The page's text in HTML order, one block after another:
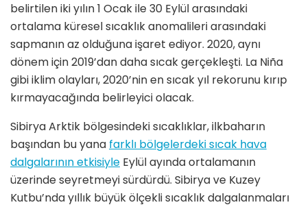
belirtilen iki yılın 1 Ocak ile 30 Eylül arasındaki
ortalama küresel sıcaklık anomalileri arasındaki
sapmanın az olduğuna işaret ediyor. 2020, aynı
dönem için 2019’dan daha sıcak gerçekleşti. La Niña
gibi iklim olayları, 2020’nin en sıcak yıl rekorunu kırıp
kırmayacağında belirleyici olacak.
Sibirya Arktik bölgesindeki sıcaklıklar, ilkbaharın
başından bu yana farklı bölgelerdeki sıcak hava
dalgalarının etkisiyle Eylül ayında ortalamanın
üzerinde seyretmeyi sürdürdü. Sibirya ve Kuzey
Kutbu’nda yıllık büyük ölçekli sıcaklık dalgalanmaları